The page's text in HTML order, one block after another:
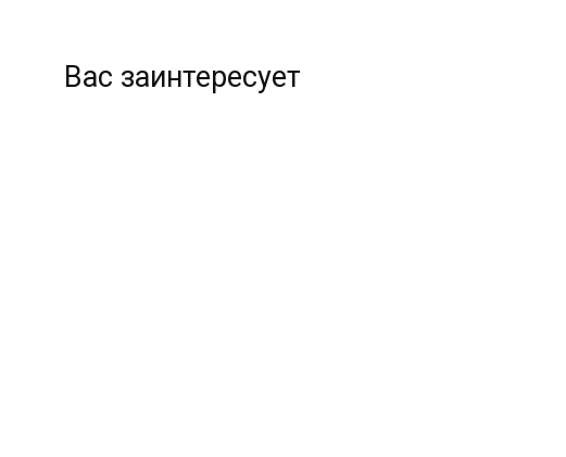
Вас заинтересует